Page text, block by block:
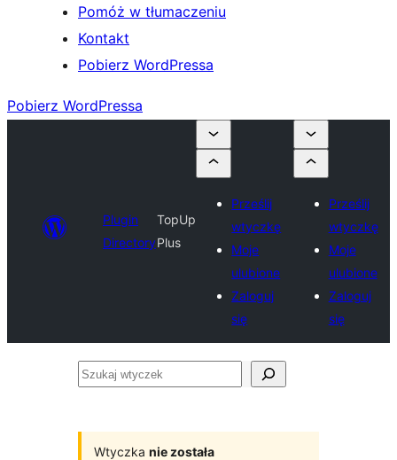
Pomóż w tłumaczeniu
Kontakt
Pobierz WordPressa
Pobierz WordPressa
Plugin
Directory
TopUp
Plus
Prześlij
wtyczkę
Moje
ulubione
Zaloguj
się
Prześlij
wtyczkę
Moje
ulubione
Zaloguj
się
Szukaj
Wtyczka nie została